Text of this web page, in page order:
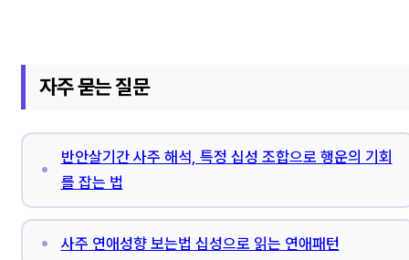
자주 묻는 질문
반안살기간 사주 해석, 특정 십성 조합으로 행운의 기회
를 잡는 법
사주 연애성향 보는법 십성으로 읽는 연애패턴